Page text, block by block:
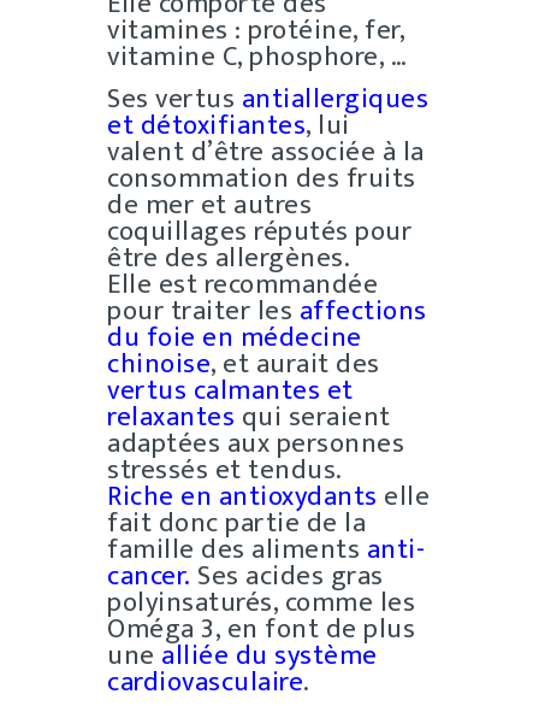
vitamines : protéine, fer,
vitamine C, phosphore, …
Ses vertus antiallergiques
et détoxifiantes, lui
valent d’être associée à la
consommation des fruits
de mer et autres
coquillages réputés pour
être des allergènes.
Elle est recommandée
pour traiter les affections
du foie en médecine
chinoise, et aurait des
vertus calmantes et
relaxantes qui seraient
adaptées aux personnes
stressés et tendus.
Riche en antioxydants elle
fait donc partie de la
famille des aliments anti-
cancer. Ses acides gras
polyinsaturés, comme les
Oméga 3, en font de plus
une alliée du système
cardiovasculaire.